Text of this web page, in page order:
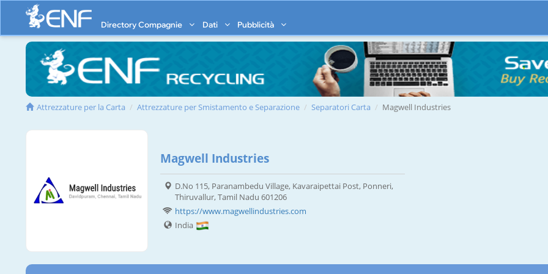
Directory Compagnie Dati Pubblicità
Attrezzature per la Carta Attrezzature per Smistamento e Separazione Separatori Carta Magwell Industries
Magwell Industries
D.No 115, Paranambedu Village, Kavaraipettai Post, Ponneri,
Thiruvallur, Tamil Nadu 601206
https://www.magwellindustries.com
India